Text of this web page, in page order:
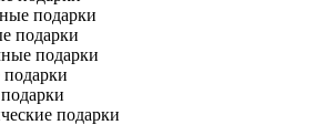
подарки
подарки
подарки
подарки